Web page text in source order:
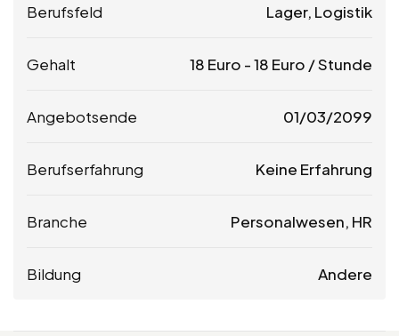
Berufsfeld Lager, Logistik
Gehalt 18 Euro -18 Euro / Stunde
Angebotsende 01/03/2099
Berufserfahrung Keine Erfahrung
Branche Personalwesen, HR
Bildung Andere